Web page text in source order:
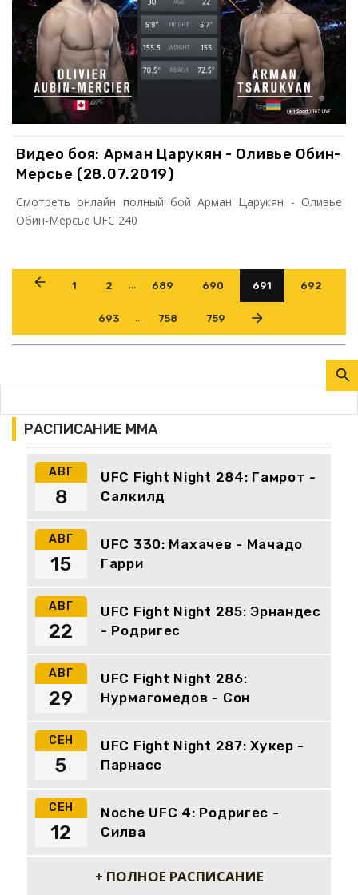
РАСПИСАНИЕ ММА
АВГ
UFC Fight Night 284: Гамрот -
Салкилд
8
АВГ
UFC 330: Махачев - Мачадо
Гарри
15
АВГ
UFC Fight Night 285: Эрнандес
- Родригес
22
АВГ
UFC Fight Night 286:
Нурмагомедов - Сон
29
СЕН
UFC Fight Night 287: Хукер -
Парнасс
5
СЕН
Noche UFC 4: Родригес -
Силва
12
+ ПОЛНОЕ РАСПИСАНИЕ
Видео боя: Арман Царукян - Оливье Обин-
Мерсье (28.07.2019)
Смотреть онлайн полный бой Арман Царукян - Оливье
Обин-Мерсье UFC 240
1 2 ... 689 690 691 692
693 ... 758 759